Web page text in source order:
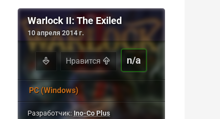
Warlock II: The Exiled
10 апреля 2014 г.
Нравится n/a
PC (Windows)
Разработчик: Ino-Co Plus